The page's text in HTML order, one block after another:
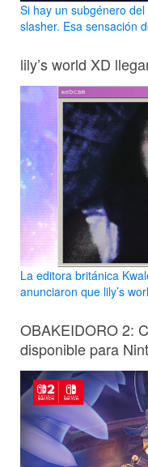
Si hay un subgénero
slasher. Esa sensación
lily’s world XD
La editora británica
anunciaron que lily’s
OBAKEIDORO 2:
disponible para